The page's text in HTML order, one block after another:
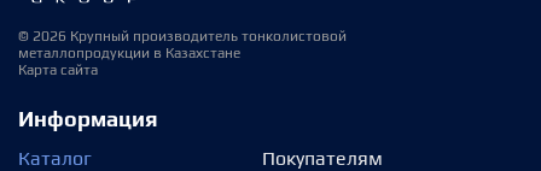
© 2026 Крупный производитель тонколистовой
металлопродукции в Казахстане
Карта сайта
Информация
Каталог
Покупателям